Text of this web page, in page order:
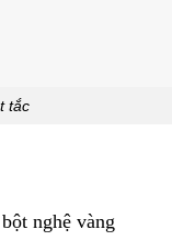
tắc
nghệ vàng